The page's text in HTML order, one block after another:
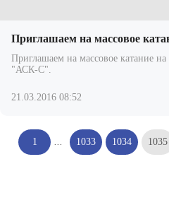
Приглашаем на массовое
Приглашаем на массовое катание
"АСК-С".
21.03.2016 08:52
1 1033 1034 1035